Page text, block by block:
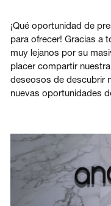
¡Qué oportunidad de
para ofrecer! Gracias a
muy lejanos por su
placer compartir
deseosos de descubrir
nuevas oportunidades